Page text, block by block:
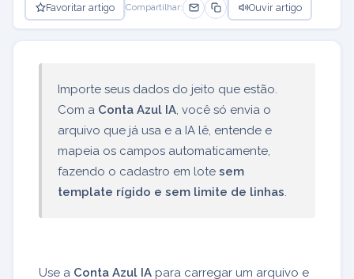
Favoritar artigo Compartilhar: Ouvir artigo
Importe seus dados do jeito que estão.
Com a Conta Azul IA, você só envia o
arquivo que já usa e a IA lê, entende e
mapeia os campos automaticamente,
fazendo o cadastro em lote sem
template rígido e sem limite de linhas.
Use a Conta Azul IA para carregar um arquivo e